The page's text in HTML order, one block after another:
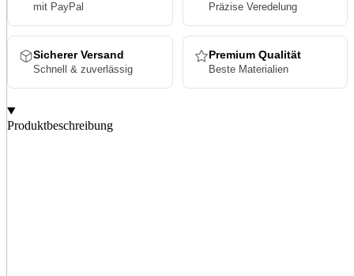
mit PayPal Präzise Veredelung
Sicherer Versand
Schnell & zuverlässig
Premium Qualität
Beste Materialien
Produktbeschreibung